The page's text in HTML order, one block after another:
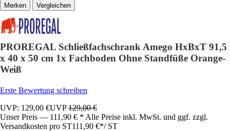
Vergleichen
PROREGAL Schließfachschrank Amego HxBxT 91,5
x 40 x 50 cm 1x Fachboden Ohne Standfüße Orange-
Weiß
Erste Bewertung schreiben
UVP: 129,00 €UVP129,00 €
Unser Preis — 111,90 € * Alle Preise inkl. MwSt. und ggf. zzgl.
Versandkosten pro ST111,90 €*/ ST